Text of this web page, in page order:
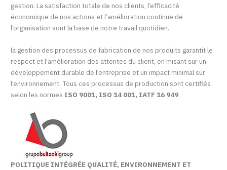
gestion. La satisfaction totale de nos clients, l’efficacité
économique de nos actions et l’amélioration continue de
l’organisation sont la base de notre travail quotidien.
la gestion des processus de fabrication de nos produits garantit le
respect et l’amélioration des attentes du client, en misant sur un
développement durable de l’entreprise et un impact minimal sur
l’environnement. Tous ces processus de production sont certifiés
selon les normes ISO 9001, ISO 14 001, IATF 16 949.
POLITIQUE INTÉGRÉE QUALITÉ, ENVIRONNEMENT ET